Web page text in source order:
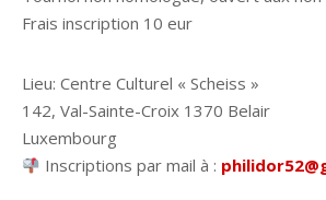
Frais inscription 10 eur
Lieu: Centre Culturel « Scheiss »
142, Val-Sainte-Croix 1370 Belair
Luxembourg
Inscriptions par mail à :